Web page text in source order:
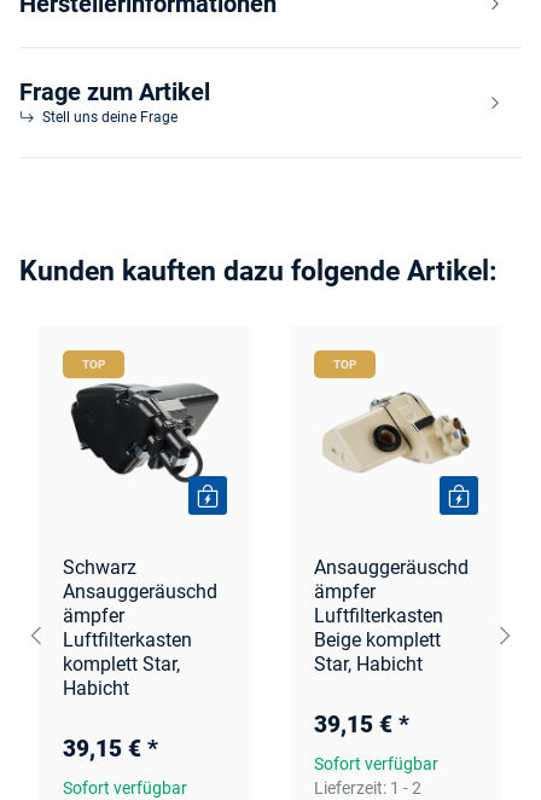
Frage zum Artikel
Stell uns deine Frage
Kunden kauften dazu folgende Artikel:
TOP
Schwarz
Ansauggeräuschd
ämpfer
Luftfilterkasten
komplett Star,
Habicht
39,15 € *
Sofort verfügbar
TOP
Ansauggeräuschd
ämpfer
Luftfilterkasten
Beige komplett
Star, Habicht
39,15 € *
Sofort verfügbar
Lieferzeit: 1 - 2